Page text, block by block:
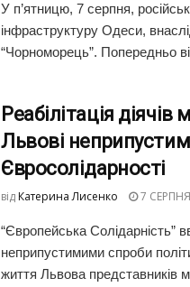
У п’ятницю, 7 серпня,
інфраструктуру Одеси,
“Чорноморець”. Попередньо
Реабілітація
Львові
Євросолідарності
від Катерина Лисенко 7
“Європейська Солідарність”
неприпустимими спроби
життя Львова представників